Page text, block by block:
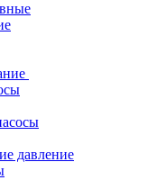
давление